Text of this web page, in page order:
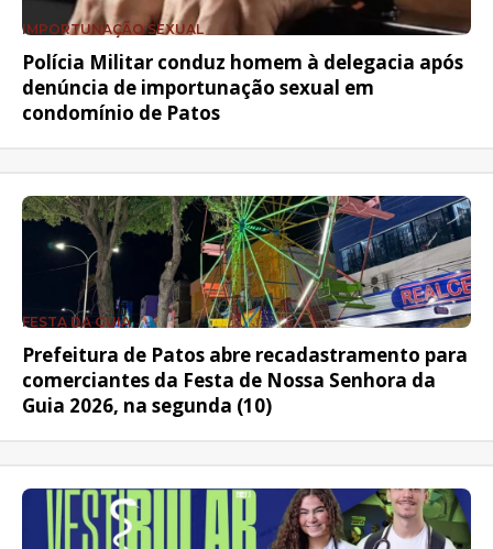
IMPORTUNAÇÃO SEXUAL
Polícia Militar conduz homem à delegacia após
denúncia de importunação sexual em
condomínio de Patos
FESTA DA GUIA
Prefeitura de Patos abre recadastramento para
comerciantes da Festa de Nossa Senhora da
Guia 2026, na segunda (10)